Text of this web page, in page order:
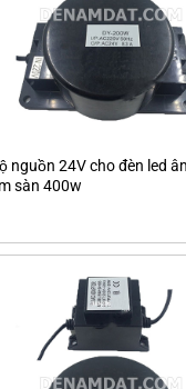
nguồn 24V cho đèn led
sàn 400w